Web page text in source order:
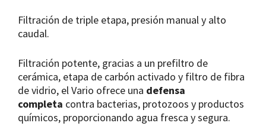
Filtración de triple etapa, presión manual y alto
caudal.
Filtración potente, gracias a un prefiltro de
cerámica, etapa de carbón activado y filtro de fibra
de vidrio, el Vario ofrece una defensa
completa contra bacterias, protozoos y productos
químicos, proporcionando agua fresca y segura.